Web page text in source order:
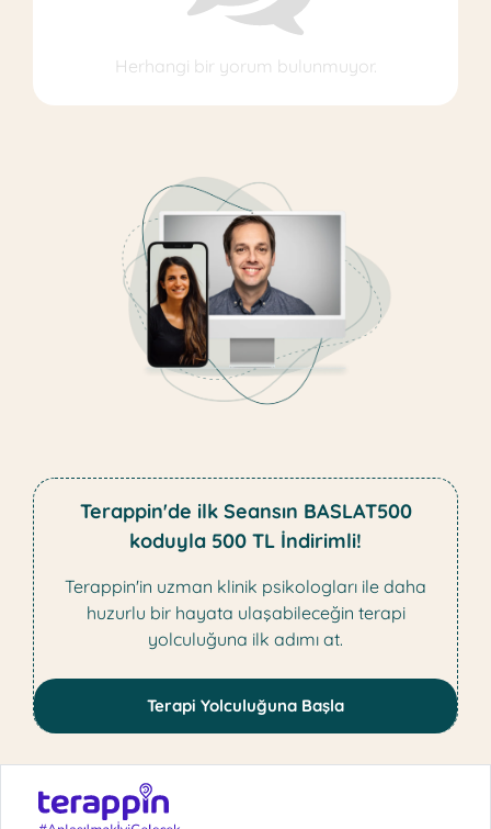
Herhangi bir yorum bulunmuyor.
Terappin'de ilk Seansın BASLAT500
koduyla 500 TL İndirimli!
Terappin'in uzman klinik psikologları ile daha
huzurlu bir hayata ulaşabileceğin terapi
yolculuğuna ilk adımı at.
Terapi Yolculuğuna Başla